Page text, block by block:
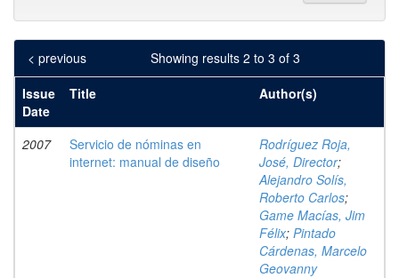
Showing results 2 to 3 of 3
< previous
Issue
Date
Title Author(s)
2007
Servicio de nóminas en
internet: manual de diseño
Rodríguez Roja,
José, Director;
Alejandro Solís,
Roberto Carlos;
Game Macías, Jim
Félix; Pintado
Cárdenas, Marcelo
Geovanny